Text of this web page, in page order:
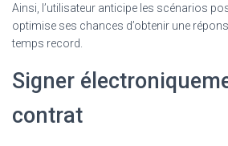
Ainsi, l’utilisateur anticipe les scénarios
optimise ses chances d’obtenir une
temps record.
Signer
contrat